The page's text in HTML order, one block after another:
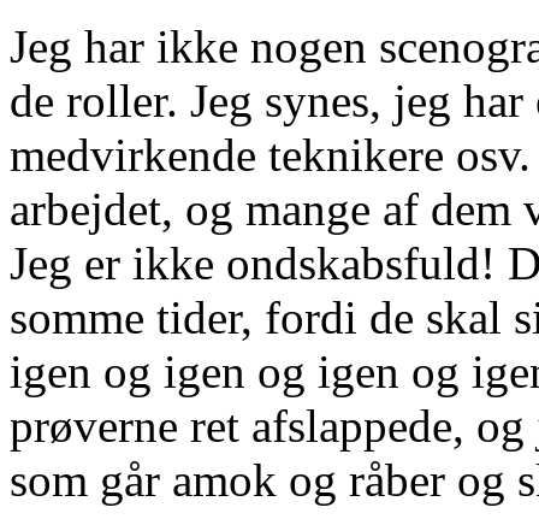
Jeg har ikke nogen
de roller. Jeg synes, jeg
medvirkende teknikere
arbejdet, og mange af dem
Jeg er ikke ondskabsfuld!
somme tider, fordi de skal
igen og igen og igen og
prøverne ret afslappede,
som går amok og råber og